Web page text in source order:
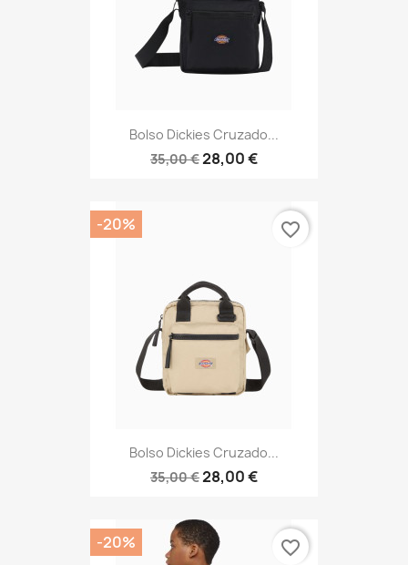
Bolso Dickies Cruzado...
35,00 €28,00 €
Bolso Dickies Cruzado...
35,00 €28,00 €
-20% favorite_border
-20% favorite_border